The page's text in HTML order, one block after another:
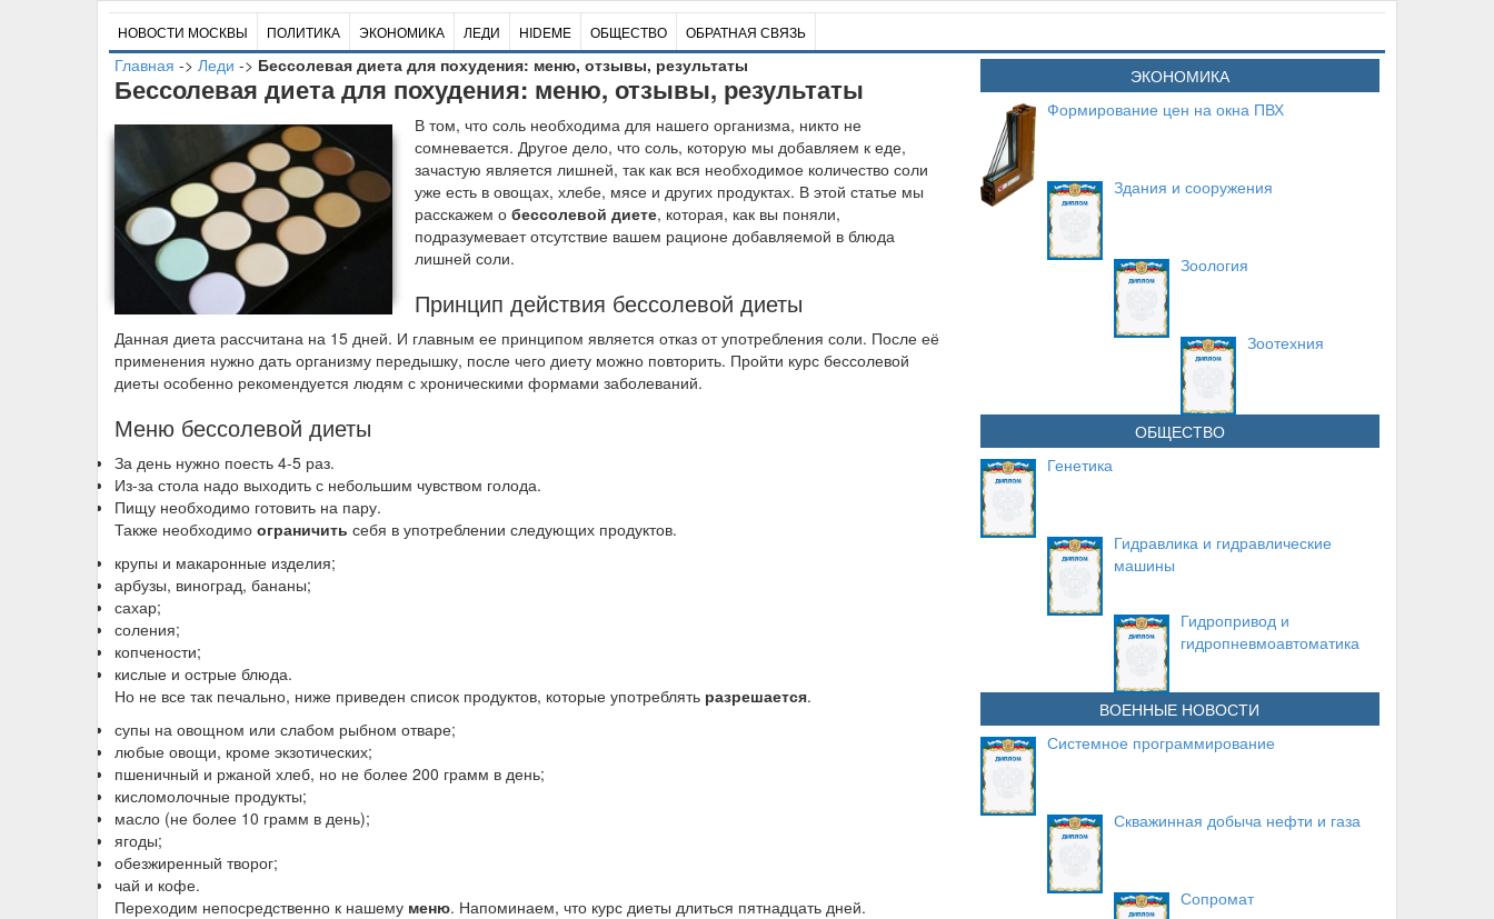
НОВОСТИ МОСКВЫ ПОЛИТИКА ЭКОНОМИКА ЛЕДИ HIDEME ОБЩЕСТВО ОБРАТНАЯ СВЯЗЬ
Главная -> Леди -> Бессолевая диета для похудения: меню, отзывы, результаты
Бессолевая диета для похудения: меню, отзывы, результаты
В том, что соль необходима для нашего организма, никто не
сомневается. Другое дело, что соль, которую мы добавляем к еде,
зачастую является лишней, так как вся необходимое количество соли
уже есть в овощах, хлебе, мясе и других продуктах. В этой статье мы
расскажем о бессолевой диете, которая, как вы поняли,
подразумевает отсутствие вашем рационе добавляемой в блюда
лишней соли.
Принцип действия бессолевой диеты
Данная диета рассчитана на 15 дней. И главным ее принципом является отказ от употребления соли. После её
применения нужно дать организму передышку, после чего диету можно повторить. Пройти курс бессолевой
диеты особенно рекомендуется людям с хроническими формами заболеваний.
Меню бессолевой диеты
За день нужно поесть 4-5 раз.
Из-за стола надо выходить с небольшим чувством голода.
Пищу необходимо готовить на пару.
Также необходимо ограничить себя в употреблении следующих продуктов.
крупы и макаронные изделия;
арбузы, виноград, бананы;
сахар;
соления;
копчености;
кислые и острые блюда.
Но не все так печально, ниже приведен список продуктов, которые употреблять разрешается.
супы на овощном или слабом рыбном отваре;
любые овощи, кроме экзотических;
пшеничный и ржаной хлеб, но не более 200 грамм в день;
кисломолочные продукты;
масло (не более 10 грамм в день);
ягоды;
обезжиренный творог;
чай и кофе.
Переходим непосредственно к нашему меню. Напоминаем, что курс диеты длиться пятнадцать дней.
ЭКОНОМИКА
Формирование цен на окна ПВХ
Здания и сооружения
Зоология
Зоотехния
ОБЩЕСТВО
Генетика
Гидравлика и гидравлические
машины
Гидропривод и
гидропневмоавтоматика
ВОЕННЫЕ НОВОСТИ
Системное программирование
Скважинная добыча нефти и газа
Сопромат